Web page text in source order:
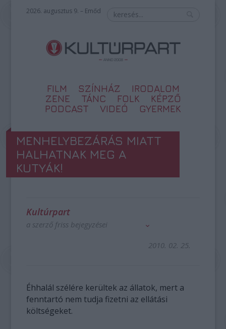
2026. augusztus 9. – Emőd
FILM SZÍNHÁZ
IRODALOM
ZENE
TÁNC FOLK
KÉPZŐ
PODCAST
VIDEÓ GYERMEK
MENHELYBEZÁRÁS MIATT
HALHATNAK MEG A
KUTYÁK!
Kultúrpart
a szerző friss bejegyzései
2010. 02. 25.
Éhhalál szélére kerültek az állatok, mert a
fenntartó nem tudja fizetni az ellátási
költségeket.